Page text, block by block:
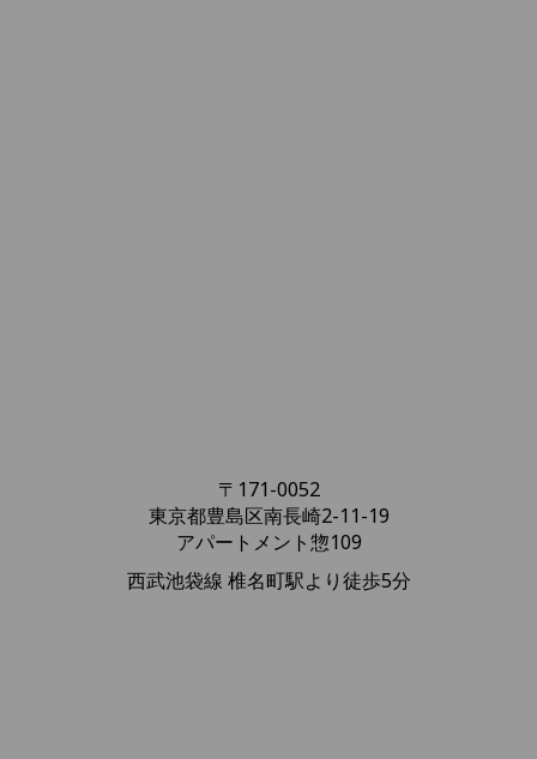
〒171-0052
東京都豊島区南長崎2-11-19
アパートメント惣109
西武池袋線 椎名町駅より徒歩5分